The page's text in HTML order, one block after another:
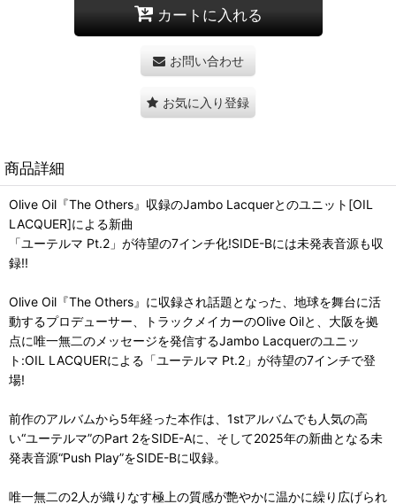
カートに入れる
お問い合わせ
お気に入り登録
商品詳細
Olive Oil『The Others』収録のJambo Lacquerとのユニット[OIL
LACQUER]による新曲
「ユーテルマ Pt.2」が待望の7インチ化!SIDE-Bには未発表音源も収
録!!
Olive Oil『The Others』に収録され話題となった、地球を舞台に活
動するプロデューサー、トラックメイカーのOlive Oilと、大阪を拠
点に唯一無二のメッセージを発信するJambo Lacquerのユニッ
ト:OIL LACQUERによる「ユーテルマ Pt.2」が待望の7インチで登
場!
前作のアルバムから5年経った本作は、1stアルバムでも人気の高
い“ユーテルマ”のPart 2をSIDE-Aに、そして2025年の新曲となる未
発表音源“Push Play”をSIDE-Bに収録。
唯一無二の2人が織りなす極上の質感が艶やかに温かに繰り広げられ